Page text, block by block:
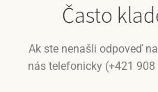
Často
Ak ste nenašli odpoveď
nás telefonicky (+421